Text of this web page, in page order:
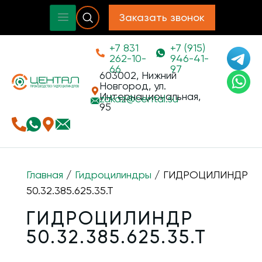
Заказать звонок
+7 831
262-10-
66
+7 (915)
946-41-
97
603002, Нижний
Новгород, ул.
Интернациональная,
95
zakaz@cental.su
Главная / Гидроцилиндры / ГИДРОЦИЛИНДР
50.32.385.625.35.Т
ГИДРОЦИЛИНДР
50.32.385.625.35.Т